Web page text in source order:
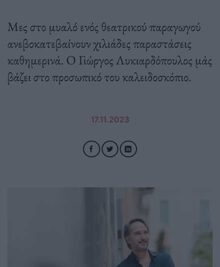
Μες στο μυαλό ενός θεατρικού παραγωγού
ανεβοκατεβαίνουν χιλιάδες παραστάσεις
καθημερινά. Ο Γιώργος Λυκιαρδόπουλος μάς
βάζει στο προσωπικό του καλειδοσκόπιο.
17.11.2023